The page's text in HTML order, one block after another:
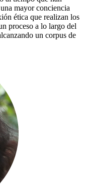
mayor conciencia
ética que realizan los
proceso a lo largo del
un corpus de